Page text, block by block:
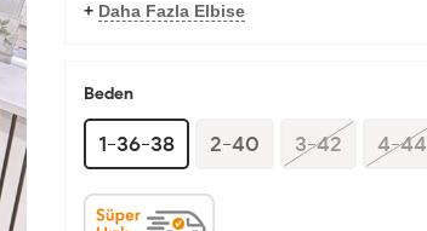
+ Daha Fazla Elbise
Beden
1-36-38 2-40 3-42 4-44